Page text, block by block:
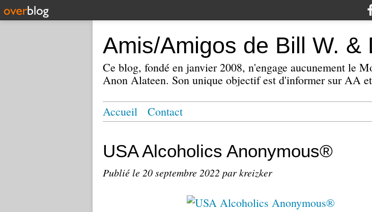
Amis/Amigos de Bill W. &
Ce blog, fondé en janvier 2008, n'engage aucunement le
Anon Alateen. Son unique objectif est d'informer sur AA
Accueil Contact
USA Alcoholics Anonymous®
Publié le 20 septembre 2022 par kreizker